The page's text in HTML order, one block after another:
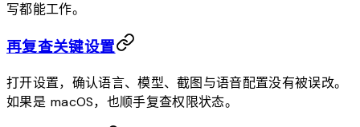
写都能工作。
再复查关键设置
打开设置，确认语言、模型、截图与语音配置没有被误改。
如果是 macOS，也顺手复查权限状态。